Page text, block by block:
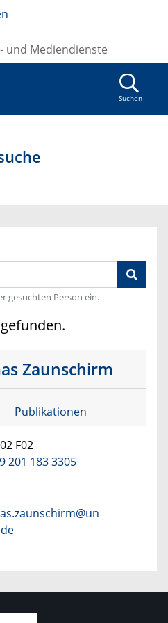
Mediendienste
Suchen
gesuchten Person ein.
Zaunschirm
Publikationen
F02
201 183 3305